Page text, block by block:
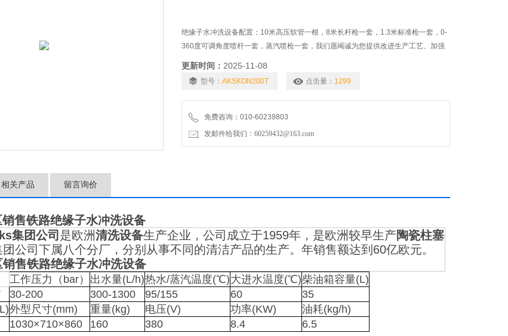
绝缘子水冲洗设备配置：10米高压软管一根，8米长杆枪一套，1.3米标准枪一套，0-
360度可调角度喷杆一套，蒸汽喷枪一套，我们愿竭诚为您提供改进生产工艺、加强
环保、建设企业形象的有效手段和工具，并将更好的产品提供给您。我们将一如既往
严谨求实、科技创新、勇于开拓、诚信为本
更新时间： 2025-11-08
型号： AKSKON200T 点击量： 1299
免费咨询：010-60239803
发邮件给我们：60259432@163.com
相关产品 留言询价
售铁路绝缘子水冲洗设备
集团公司 是欧洲清洗设备生产企业，公司成立于1959年，是欧洲较早生产陶瓷柱塞
公司下属八个分厂，分别从事不同的清洁产品的生产。年销售额达到60亿欧元。
售铁路绝缘子水冲洗设备
工作压力（bar） 出水量(L/h)热水/蒸汽温度(℃)大进水温度(℃)柴油箱容量(L)
30-200 300-1300 95/155 60
35
外型尺寸(mm) 重量(kg) 电压(V) 功率(KW)
油耗(kg/h)
1030×710×860 160 380 8.4 6.5